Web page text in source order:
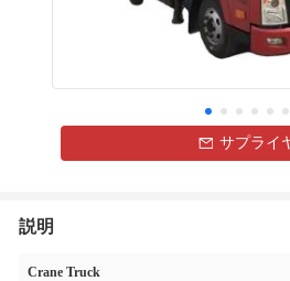
サプライ
説明
Crane Truck